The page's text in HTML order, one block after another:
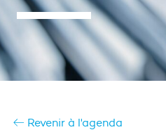
Revenir à l'agenda